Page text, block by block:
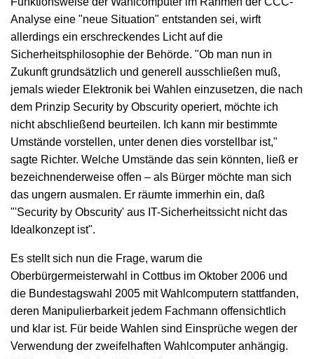
Analyse eine "neue Situation" entstanden sei, wirft
allerdings ein erschreckendes Licht auf die
Sicherheitsphilosophie der Behörde. "Ob man nun in
Zukunft grundsätzlich und generell ausschließen muß,
jemals wieder Elektronik bei Wahlen einzusetzen, die nach
dem Prinzip Security by Obscurity operiert, möchte ich
nicht abschließend beurteilen. Ich kann mir bestimmte
Umstände vorstellen, unter denen dies vorstellbar ist,"
sagte Richter. Welche Umstände das sein könnten, ließ er
bezeichnenderweise offen – als Bürger möchte man sich
das ungern ausmalen. Er räumte immerhin ein, daß
"'Security by Obscurity' aus IT-Sicherheitssicht nicht das
Idealkonzept ist".
Es stellt sich nun die Frage, warum die
Oberbürgermeisterwahl in Cottbus im Oktober 2006 und
die Bundestagswahl 2005 mit Wahlcomputern stattfanden,
deren Manipulierbarkeit jedem Fachmann offensichtlich
und klar ist. Für beide Wahlen sind Einsprüche wegen der
Verwendung der zweifelhaften Wahlcomputer anhängig.